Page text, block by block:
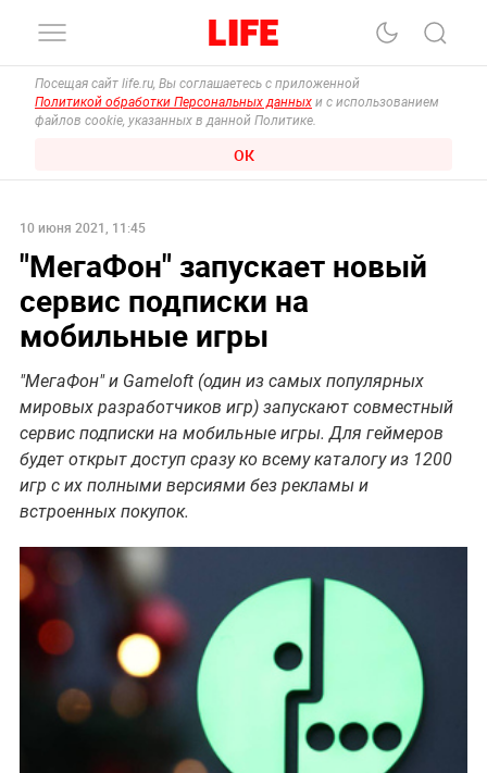
Посещая сайт life.ru, Вы соглашаетесь с приложенной
Политикой обработки Персональных данных и с использованием
файлов cookie, указанных в данной Политике.
ОК
10 июня 2021, 11:45
"МегаФон" запускает новый
сервис подписки на
мобильные игры
"МегаФон" и Gameloft (один из самых популярных
мировых разработчиков игр) запускают совместный
сервис подписки на мобильные игры. Для геймеров
будет открыт доступ сразу ко всему каталогу из 1200
игр с их полными версиями без рекламы и
встроенных покупок.